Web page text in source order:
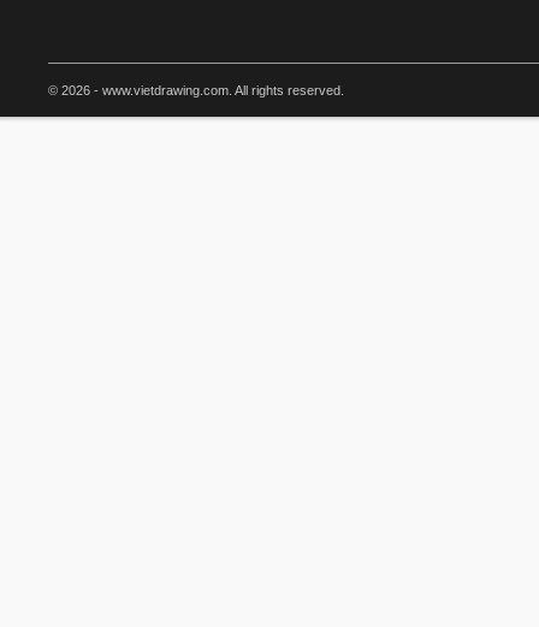
© 2026 - www.vietdrawing.com. All rights reserved.